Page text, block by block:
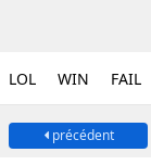
LOL WIN FAIL
précédent